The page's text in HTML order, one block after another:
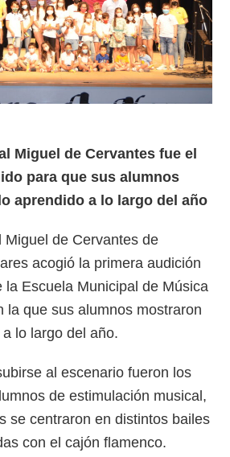
Miguel de Cervantes fue el
para que sus alumnos
aprendido a lo largo del año
Miguel de Cervantes de
acogió la primera audición
la Escuela Municipal de Música
la que sus alumnos mostraron
lo largo del año.
al escenario fueron los
de estimulación musical,
se centraron en distintos bailes
con el cajón flamenco.